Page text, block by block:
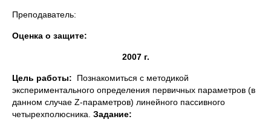
Преподаватель:
Оценка о защите:
2007 г.
Цель работы: Познакомиться с методикой
экспериментального определения первичных параметров (в
данном случае Z-параметров) линейного пассивного
четырехполюсника. Задание: